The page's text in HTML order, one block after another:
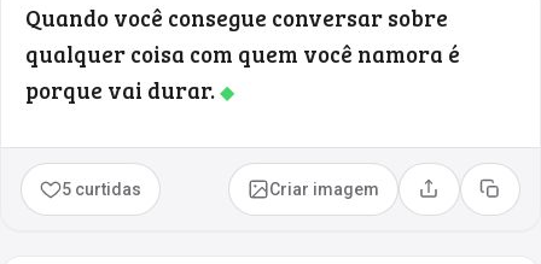
Quando você consegue conversar sobre
qualquer coisa com quem você namora é
porque vai durar.◆
5 curtidas Criar imagem Compartilhar
Copiar